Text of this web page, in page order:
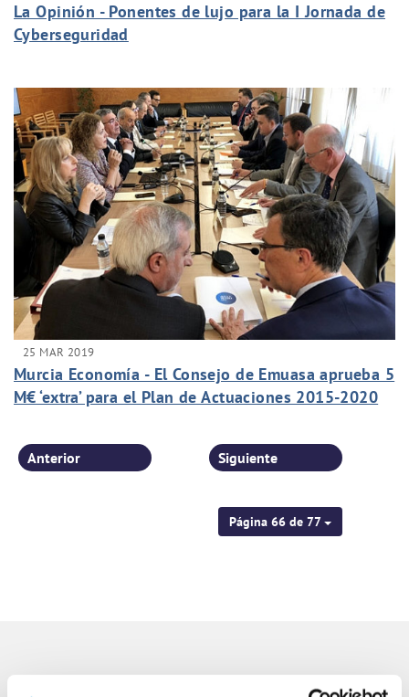
La Opinión - Ponentes de lujo para la I Jornada de
Cyberseguridad
25 MAR 2019
Murcia Economía - El Consejo de Emuasa aprueba 5
M€ ‘extra’ para el Plan de Actuaciones 2015-2020
Página 66 de 77
Anterior Siguiente